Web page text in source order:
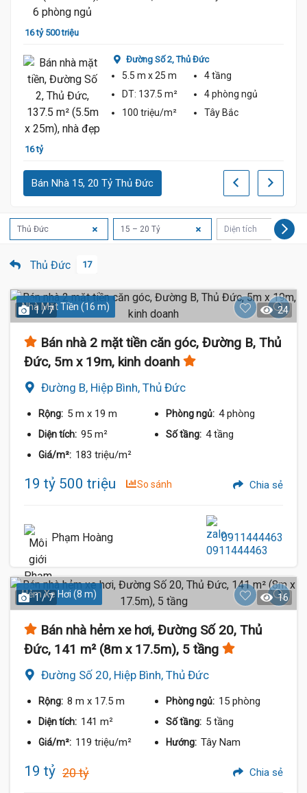
16 tỷ 500 triệu
16 tỷ
Đường Số 2,Thủ Đức
5.5 m x 25 m
4 tầng
DT: 137.5 m² 4 phòng ngủ
100 triệu/m²
Tây Bắc
Bán Nhà 15, 20 Tỷ Thủ Đức
Thủ Đức 15 – 20 Tỷ Diện tích
Thủ Đức 17
Nhà Mặt Tiền (16 m)
1 / 7 24
Bán nhà 2 mặt tiền căn góc, Đường B, Thủ
Đức, 5m x 19m, kinh doanh
Đường B, Hiệp Bình, Thủ Đức
Rộng: 5 m x 19 m Phòng ngủ: 4 phòng
Diện tích: 95 m² Số tầng: 4 tầng
Giá/m²: 183 triệu/m²
19 tỷ 500 triệu So sánh Chia sẻ
Phạm Hoàng 0911444463
Hẻm Xe Hơi (8 m)
1 / 7 16
Bán nhà hẻm xe hơi, Đường Số 20, Thủ
Đức, 141 m² (8m x 17.5m), 5 tầng
Đường Số 20, Hiệp Bình, Thủ Đức
Rộng: 8 m x 17.5 m Phòng ngủ: 15 phòng
Diện tích: 141 m² Số tầng: 5 tầng
Giá/m²: 119 triệu/m² Hướng: Tây Nam
19 tỷ 20 tỷ Chia sẻ